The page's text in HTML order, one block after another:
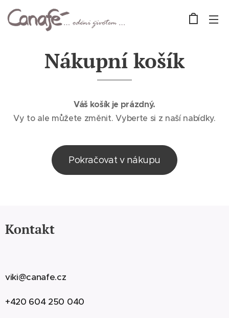
Nákupní košík
Váš košík je prázdný.
Vy to ale můžete změnit. Vyberte si z naší nabídky.
Pokračovat v nákupu
Kontakt
viki@canafe.cz
+420 604 250 040